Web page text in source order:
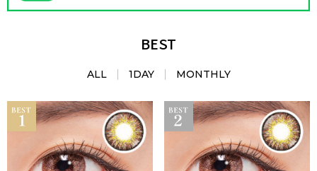
BEST
ALL 1DAY MONTHLY